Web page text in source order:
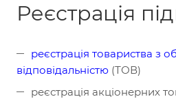
Реєстрація
реєстрація товариства з
відповідальністю (ТОВ)
реєстрація акціонерних